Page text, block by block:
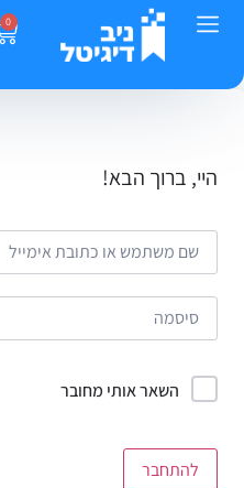
0
היי, ברוך הבא!
השאר אותי מחובר
להתחבר